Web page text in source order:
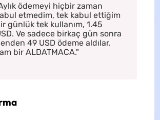
ödemeyi hiçbir zaman
etmedim, tek kabul ettiğim
günlük tek kullanım, 1.45
Ve sadece birkaç gün sonra
49 USD ödeme aldılar.
bir ALDATMACA."